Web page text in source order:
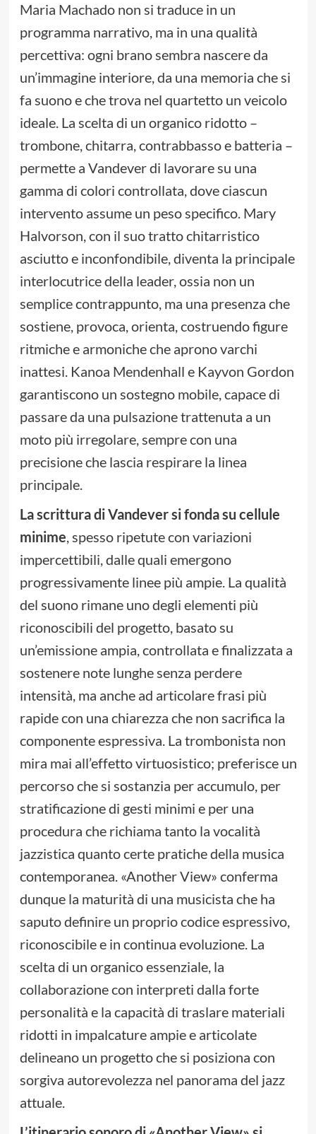
Maria Machado non si traduce in un
programma narrativo, ma in una qualità
percettiva: ogni brano sembra nascere da
un’immagine interiore, da una memoria che si
fa suono e che trova nel quartetto un veicolo
ideale. La scelta di un organico ridotto –
trombone, chitarra, contrabbasso e batteria –
permette a Vandever di lavorare su una
gamma di colori controllata, dove ciascun
intervento assume un peso specifico. Mary
Halvorson, con il suo tratto chitarristico
asciutto e inconfondibile, diventa la principale
interlocutrice della leader, ossia non un
semplice contrappunto, ma una presenza che
sostiene, provoca, orienta, costruendo figure
ritmiche e armoniche che aprono varchi
inattesi. Kanoa Mendenhall e Kayvon Gordon
garantiscono un sostegno mobile, capace di
passare da una pulsazione trattenuta a un
moto più irregolare, sempre con una
precisione che lascia respirare la linea
principale.
La scrittura di Vandever si fonda su cellule
minime, spesso ripetute con variazioni
impercettibili, dalle quali emergono
progressivamente linee più ampie. La qualità
del suono rimane uno degli elementi più
riconoscibili del progetto, basato su
un’emissione ampia, controllata e finalizzata a
sostenere note lunghe senza perdere
intensità, ma anche ad articolare frasi più
rapide con una chiarezza che non sacrifica la
componente espressiva. La trombonista non
mira mai all’effetto virtuosistico; preferisce un
percorso che si sostanzia per accumulo, per
stratificazione di gesti minimi e per una
procedura che richiama tanto la vocalità
jazzistica quanto certe pratiche della musica
contemporanea. «Another View» conferma
dunque la maturità di una musicista che ha
saputo definire un proprio codice espressivo,
riconoscibile e in continua evoluzione. La
scelta di un organico essenziale, la
collaborazione con interpreti dalla forte
personalità e la capacità di traslare materiali
ridotti in impalcature ampie e articolate
delineano un progetto che si posiziona con
sorgiva autorevolezza nel panorama del jazz
attuale.